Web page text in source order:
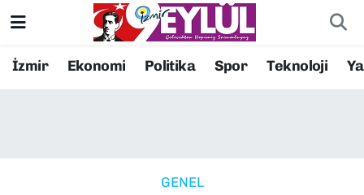
İzmir Ekonomi Politika Spor Teknoloji
GENEL
Resmi İlanlar
Konak Nöbetçi Eczaneler
Süper Lig Puan Durumu ve Fikstür